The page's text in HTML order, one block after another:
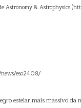
Astronomy & Astrophysics
eso2408/
estelar mais massivo da